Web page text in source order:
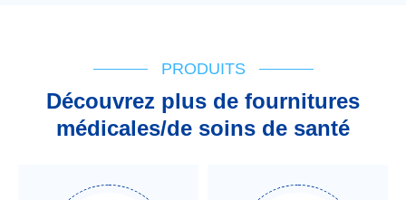
PRODUITS
Découvrez plus de fournitures
médicales/de soins de santé